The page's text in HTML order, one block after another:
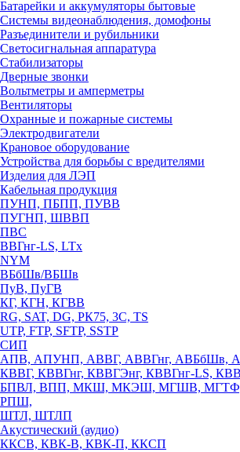
Батарейки и аккумуляторы бытовые
Системы видеонаблюдения, домофоны
Разъединители и рубильники
Светосигнальная аппаратура
Стабилизаторы
Дверные звонки
Вольтметры и амперметры
Вентиляторы
Охранные и пожарные системы
Электродвигатели
Крановое оборудование
Устройства для борьбы с вредителями
Изделия для ЛЭП
Кабельная продукция
ПУНП, ПБПП, ПУВВ
ПУГНП, ШВВП
ПВС
ВВГнг-LS, LTx
NYM
ВБбШв/ВБШв
ПуВ, ПуГВ
КГ, КГН, КГВВ
RG, SAT, DG, РК75, 3С, TS
UTP, FTP, SFTP, SSTP
СИП
АПВ, АПУНП, АВВГ, АВВГнг, АВБбШв,
КВВГ, КВВГнг, КВВГЭнг, КВВГнг-LS,
БПВЛ, ВПП, МКШ, МКЭШ, МГШВ,
РПШ,
ШТЛ, ШТЛП
Акустический (аудио)
ККСВ, КВК-В, КВК-П, ККСП